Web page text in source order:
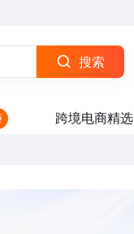
搜索
跨境电商精选